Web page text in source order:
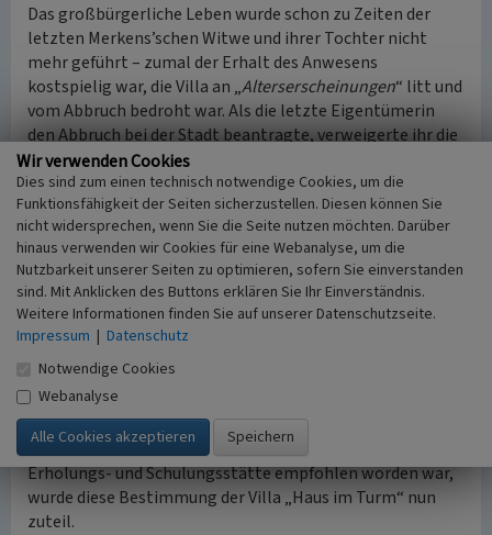
Das großbürgerliche Leben wurde schon zu Zeiten der
letzten Merkens’schen Witwe und ihrer Tochter nicht
mehr geführt – zumal der Erhalt des Anwesens
kostspielig war, die Villa an „Alterserscheinungen“ litt und
vom Abbruch bedroht war. Als die letzte Eigentümerin
den Abbruch bei der Stadt beantragte, verweigerte ihr die
Stadtverwaltung diesen, weil sie den schützenswerten
Charakter des Hauses sah. Der Antrag auf Genehmigung
zur Eintragung in die Landschutzkarte führte dazu, dass
das Haus und die Anlage unter Schutz gestellt wurden. Es
folgten viele Streitigkeiten zwischen der Stadt und
Ghislaine Merkens zur Zeit der Nationalsozialisten.
Während des Zweiten Weltkrieges diente die Villa als
Ausweichquartier für Konsularbeamte und erhielt einen
Schutzraum in einem der gewölbten Keller.
1963 fand Ghislaine Merkens in dem Generalviktariat der
Erzdiözese Köln einen Interessenten und Käufer, der das
Anwesen für eine Millionen Mark erwarb. Nachdem die
Villa schon einmal durch den Landeskonservator zur
Erholungs- und Schulungsstätte empfohlen worden war,
wurde diese Bestimmung der Villa „Haus im Turm“ nun
zuteil.
Wir verwenden Cookies
Dies sind zum einen technisch notwendige Cookies, um die
Funktionsfähigkeit der Seiten sicherzustellen. Diesen können Sie
nicht widersprechen, wenn Sie die Seite nutzen möchten. Darüber
hinaus verwenden wir Cookies für eine Webanalyse, um die
Nutzbarkeit unserer Seiten zu optimieren, sofern Sie einverstanden
sind. Mit Anklicken des Buttons erklären Sie Ihr Einverständnis.
Weitere Informationen finden Sie auf unserer Datenschutzseite.
Impressum | Datenschutz
Notwendige Cookies
Webanalyse